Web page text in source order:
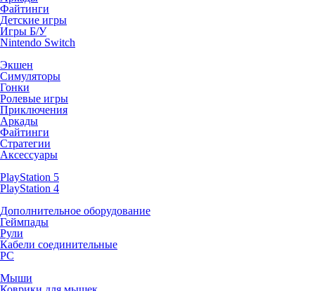
Файтинги
Детские игры
Игры Б/У
Nintendo Switch
Экшен
Симуляторы
Гонки
Ролевые игры
Приключения
Аркады
Файтинги
Стратегии
Аксессуары
PlayStation 5
PlayStation 4
Дополнительное оборудование
Геймпады
Рули
Кабели соединительные
PC
Мыши